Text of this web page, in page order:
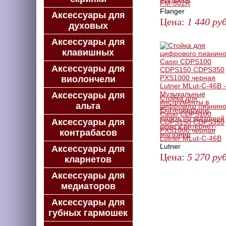
FM-802R
Flanger
Цена: 1 440
Стойка для
цифрового пианино
Casio CDPS100
CDPS150 CDPS350
PXS1000 черная
Lutner MLut-C-46B
Lutner
Цена: 5 270
Аксессуары для
духовых
Аксессуары для
клавишных
Аксессуары для
виолончели
Аксессуары для
альта
Аксессуары для
контрабасов
Аксессуары для
кларнетов
Аксессуары для
медиаторов
Аксессуары для
губных гармошек